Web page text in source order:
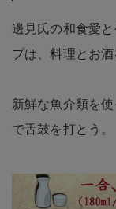
邊見氏の和食愛
プは、料理とお
新鮮な魚介類を
で舌鼓を打とう。